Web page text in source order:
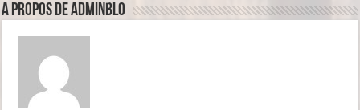
A propos de adminBlo